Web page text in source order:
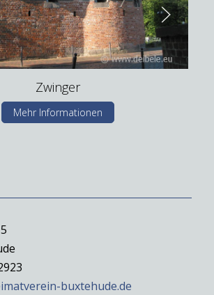
Zwinger
Mehr Informationen
buxtehude.de